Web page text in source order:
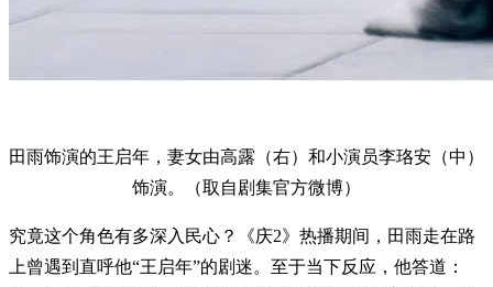
田雨饰演的王启年，妻女由高露（右）和小演员李珞安（中）
饰演。（取自剧集官方微博）
究竟这个角色有多深入民心？《庆2》热播期间，田雨走在路
上曾遇到直呼他“王启年”的剧迷。至于当下反应，他答道：